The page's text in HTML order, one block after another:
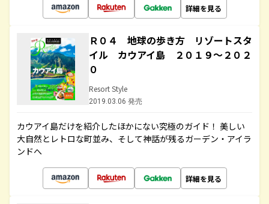
詳細を見る
Ｒ０４ 地球の歩き方 リゾートスタ
イル カウアイ島 ２０１９～２０２
０
Resort Style
2019.03.06 発売
カウアイ島だけを紹介したほかにない究極のガイド！ 美しい
大自然とレトロな町並み、そして神話が残るガーデン・アイラ
ンドへ
詳細を見る